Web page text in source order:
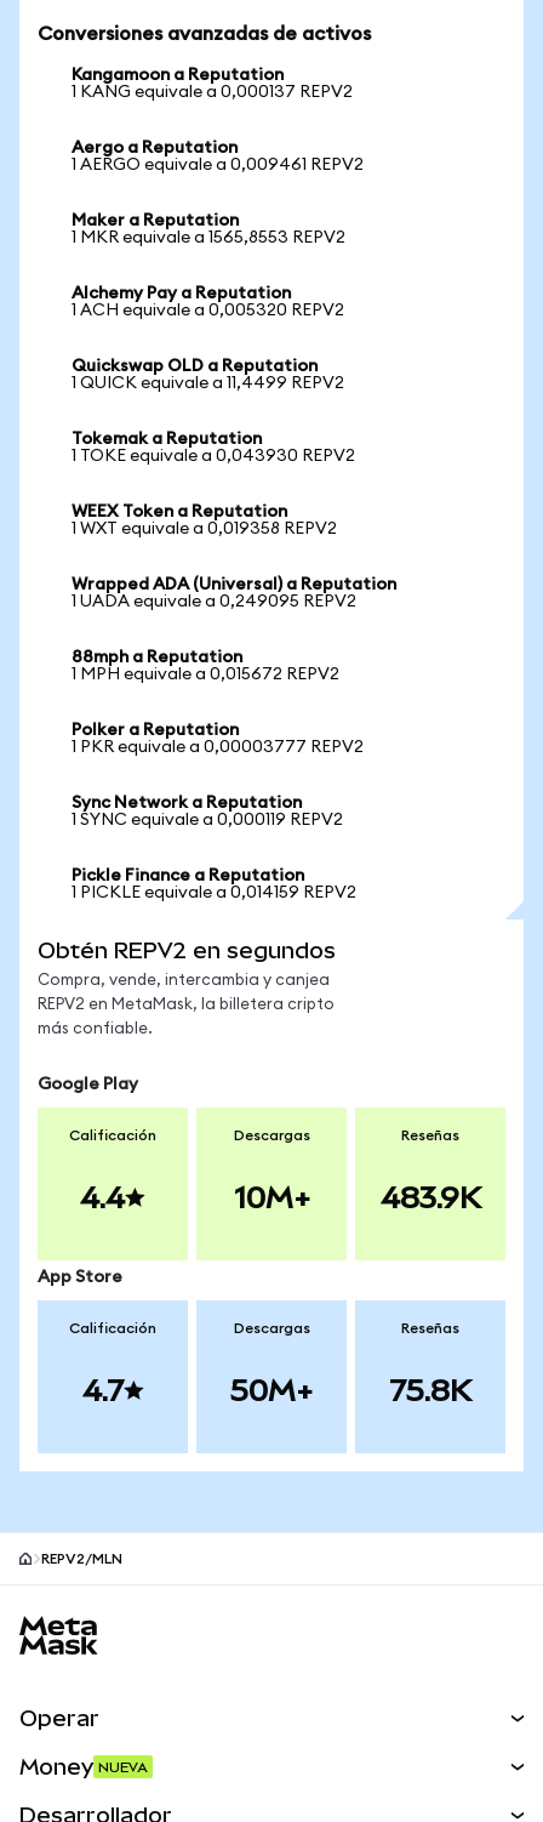
Conversiones avanzadas de activos
Kangamoon a Reputation
1 KANG equivale a 0,000137 REPV2
Aergo a Reputation
1 AERGO equivale a 0,009461 REPV2
Maker a Reputation
1 MKR equivale a 1565,8553 REPV2
Alchemy Pay a Reputation
1 ACH equivale a 0,005320 REPV2
Quickswap OLD a Reputation
1 QUICK equivale a 11,4499 REPV2
Tokemak a Reputation
1 TOKE equivale a 0,043930 REPV2
WEEX Token a Reputation
1 WXT equivale a 0,019358 REPV2
Wrapped ADA (Universal) a Reputation
1 UADA equivale a 0,249095 REPV2
88mph a Reputation
1 MPH equivale a 0,015672 REPV2
Polker a Reputation
1 PKR equivale a 0,00003777 REPV2
Sync Network a Reputation
1 SYNC equivale a 0,000119 REPV2
Pickle Finance a Reputation
1 PICKLE equivale a 0,014159 REPV2
Obtén REPV2 en segundos
Compra, vende, intercambia y canjea
REPV2 en MetaMask, la billetera cripto
más confiable.
Google Play
Calificación
4.4
Descargas
10M+
Reseñas
483.9K
App Store
Calificación
4.7
Descargas
50M+
Reseñas
75.8K
REPV2/MLN
Operar
Money NUEVA
Desarrollador